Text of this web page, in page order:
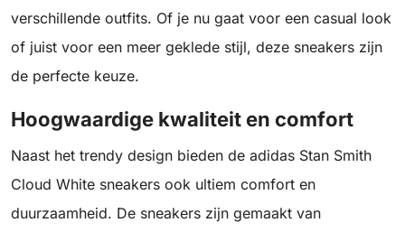
verschillende outfits. Of je nu gaat voor een casual look
of juist voor een meer geklede stijl, deze sneakers zijn
de perfecte keuze.
Hoogwaardige kwaliteit en comfort
Naast het trendy design bieden de adidas Stan Smith
Cloud White sneakers ook ultiem comfort en
duurzaamheid. De sneakers zijn gemaakt van